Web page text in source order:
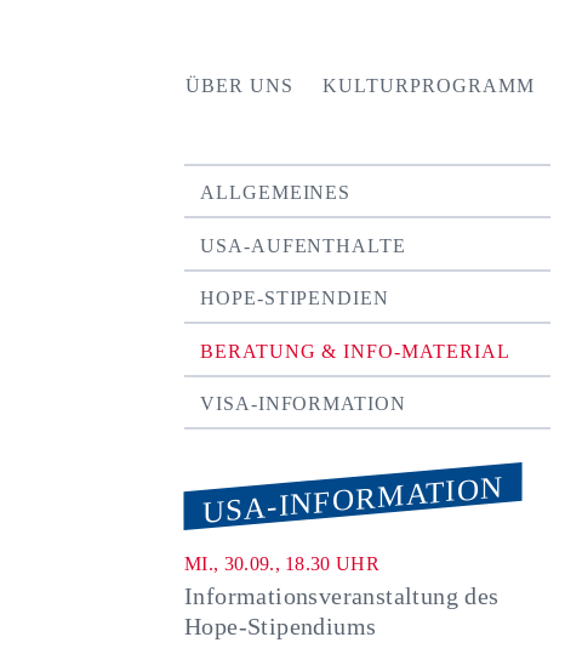
ÜBER UNS KULTURPROGRAMM
ALLGEMEINES
USA-AUFENTHALTE
HOPE-STIPENDIEN
BERATUNG & INFO-MATERIAL
VISA-INFORMATION
USA-INFORMATION
MI., 30.09., 18.30 UHR
Informationsveranstaltung des
Hope-Stipendiums